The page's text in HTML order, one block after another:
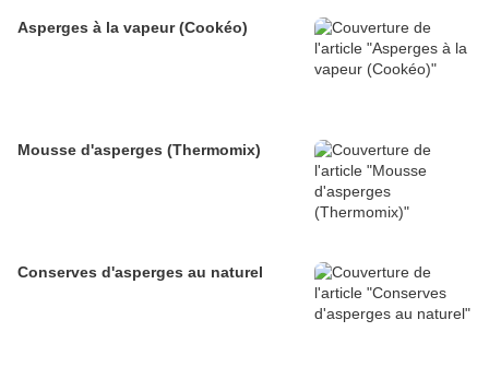
Asperges à la vapeur (Cookéo)
Mousse d'asperges (Thermomix)
Conserves d'asperges au naturel